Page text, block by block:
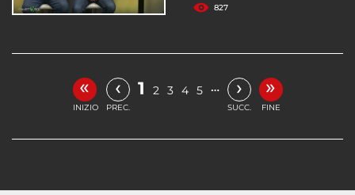
827
«
INIZIO
‹
PREC.
1 2 3 4 5 … ›
SUCC.
»
FINE